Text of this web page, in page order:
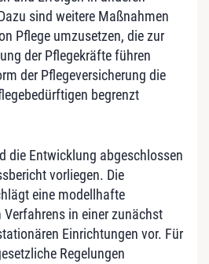
sind weitere Maßnahmen
Pflege umzusetzen, die zur
der Pflegekräfte führen
der Pflegeversicherung die
begrenzt
die Entwicklung abgeschlossen
vorliegen. Die
eine modellhafte
in einer zunächst
Einrichtungen vor. Für
Regelungen